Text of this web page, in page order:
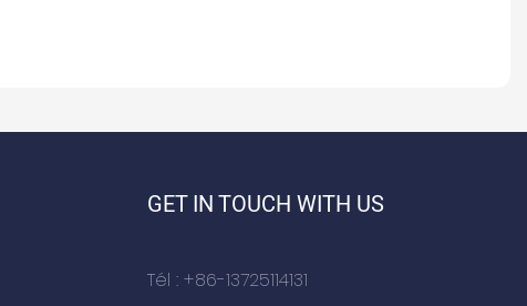
GET IN TOUCH WITH US
Tél : +86-13725114131